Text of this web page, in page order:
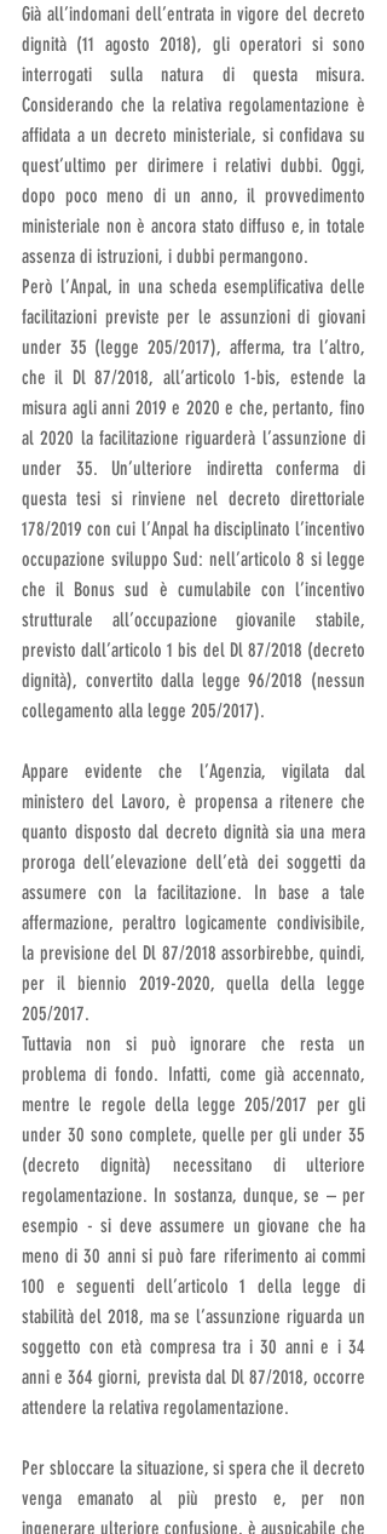
Già all’indomani dell’entrata in vigore del decreto
dignità (11 agosto 2018), gli operatori si sono
interrogati sulla natura di questa misura.
Considerando che la relativa regolamentazione è
affidata a un decreto ministeriale, si confidava su
quest’ultimo per dirimere i relativi dubbi. Oggi,
dopo poco meno di un anno, il provvedimento
ministeriale non è ancora stato diffuso e, in totale
assenza di istruzioni, i dubbi permangono.
Però l’Anpal, in una scheda esemplificativa delle
facilitazioni previste per le assunzioni di giovani
under 35 (legge 205/2017), afferma, tra l’altro,
che il Dl 87/2018, all’articolo 1-bis, estende la
misura agli anni 2019 e 2020 e che, pertanto, fino
al 2020 la facilitazione riguarderà l’assunzione di
under 35. Un’ulteriore indiretta conferma di
questa tesi si rinviene nel decreto direttoriale
178/2019 con cui l’Anpal ha disciplinato l’incentivo
occupazione sviluppo Sud: nell’articolo 8 si legge
che il Bonus sud è cumulabile con l’incentivo
strutturale all’occupazione giovanile stabile,
previsto dall’articolo 1 bis del Dl 87/2018 (decreto
dignità), convertito dalla legge 96/2018 (nessun
collegamento alla legge 205/2017).
Appare evidente che l’Agenzia, vigilata dal
ministero del Lavoro, è propensa a ritenere che
quanto disposto dal decreto dignità sia una mera
proroga dell’elevazione dell’età dei soggetti da
assumere con la facilitazione. In base a tale
affermazione, peraltro logicamente condivisibile,
la previsione del Dl 87/2018 assorbirebbe, quindi,
per il biennio 2019-2020, quella della legge
205/2017.
Tuttavia non si può ignorare che resta un
problema di fondo. Infatti, come già accennato,
mentre le regole della legge 205/2017 per gli
under 30 sono complete, quelle per gli under 35
(decreto dignità) necessitano di ulteriore
regolamentazione. In sostanza, dunque, se – per
esempio - si deve assumere un giovane che ha
meno di 30 anni si può fare riferimento ai commi
100 e seguenti dell’articolo 1 della legge di
stabilità del 2018, ma se l’assunzione riguarda un
soggetto con età compresa tra i 30 anni e i 34
anni e 364 giorni, prevista dal Dl 87/2018, occorre
attendere la relativa regolamentazione.
Per sbloccare la situazione, si spera che il decreto
venga emanato al più presto e, per non
ingenerare ulteriore confusione, è auspicabile che